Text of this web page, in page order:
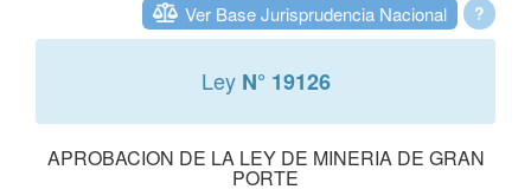
?
Ver Base Jurisprudencia Nacional
Ley N° 19126
APROBACION DE LA LEY DE MINERIA DE GRAN
PORTE